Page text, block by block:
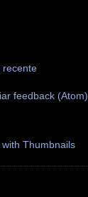
recente
feedback (Atom)